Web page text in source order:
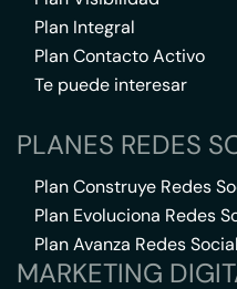
Plan Integral
Plan Contacto Activo
Te puede interesar
PLANES REDES
Plan Construye Redes
Plan Evoluciona Redes
Plan Avanza Redes
MARKETING